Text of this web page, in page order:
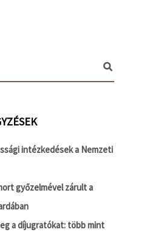
intézkedések a Nemzeti
győzelmével zárult a
a díjugratókat: több mint